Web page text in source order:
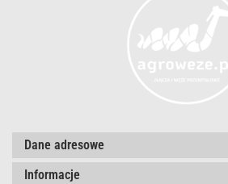
Dane adresowe
Informacje